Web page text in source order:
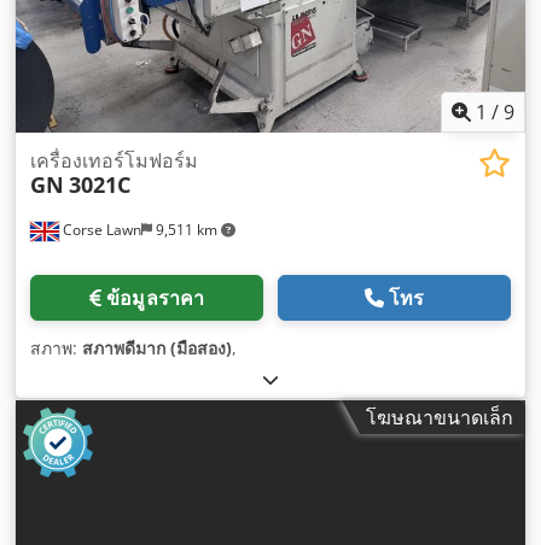
1 /9
Corse Lawn 9,511 km
เครื่องเทอร์โมฟอร์ม
GN 3021C
ข้อมูลราคา โทร
สภาพ: สภาพดีมาก (มือสอง),
โฆษณาขนาดเล็ก